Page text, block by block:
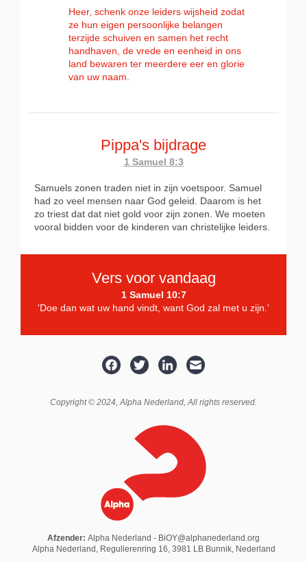
Heer, schenk onze leiders wijsheid zodat
ze hun eigen persoonlijke belangen
terzijde schuiven en samen het recht
handhaven, de vrede en eenheid in ons
land bewaren ter meerdere eer en glorie
van uw naam.
Pippa's bijdrage
1 Samuel 8:3
Samuels zonen traden niet in zijn voetspoor. Samuel
had zo veel mensen naar God geleid. Daarom is het
zo triest dat dat niet gold voor zijn zonen. We moeten
vooral bidden voor de kinderen van christelijke leiders.
Vers voor vandaag
1 Samuel 10:7
'Doe dan wat uw hand vindt, want God zal met u zijn.'
Copyright © 2024,Alpha Nederland, All rights reserved.
Afzender: Alpha Nederland - BiOY@alphanederland.org
Alpha Nederland, Regulierenring 16, 3981 LB Bunnik, Nederland